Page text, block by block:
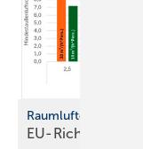
Raumluftqualität in
EU-Richtlinie